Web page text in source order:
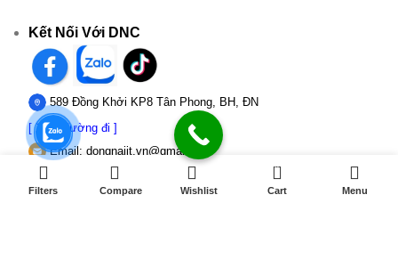
Kết Nối Với DNC
589 Đồng Khởi KP8 Tân Phong, BH, ĐN
[ Xem đường đi ]
Email: dongnaiit.vn@gmail.com
- Giờ mở cửa: 8H00 - 21H (Chủ nhật & ngày lễ)
Filters Compare Wishlist
0
Cart Menu